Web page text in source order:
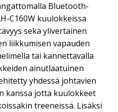
Bluetooth-
C160W kuulokkeissa
sekä ylivertainen
liikkumisen vapauden
tai kannettavalla
ainutlaatuinen
yhdessä johtavien
kanssa jotta kuulokkeet
treeneissä. Lisäksi